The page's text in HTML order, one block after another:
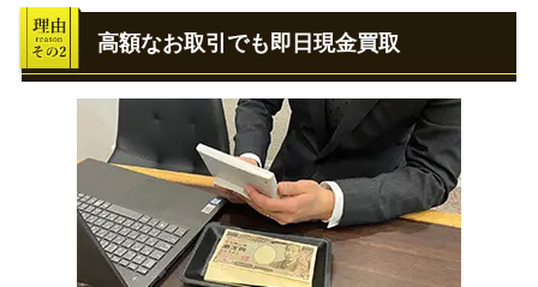
高額なお取引でも即日現金買取